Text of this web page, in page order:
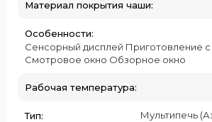
Материал покрытия чаши:
Особенности:
Сенсорный дисплей Приготовление
Смотровое окно Обзорное окно
Рабочая температура:
Тип: Мультипечь